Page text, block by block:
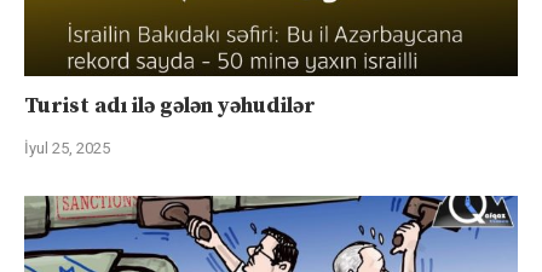
Turist adı ilə gələn yəhudilər
İyul 25, 2025